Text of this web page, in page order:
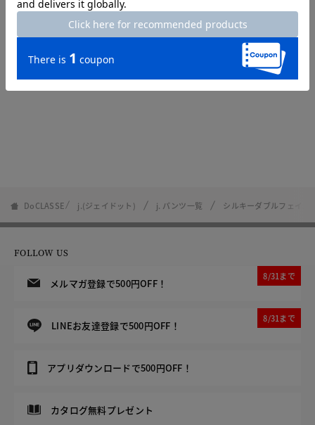
DoCLASSE j.(ジェイドット) j. パンツ一覧 シルキーダブルフェイス
FOLLOW US
メルマガ登録で500円OFF！
8/31まで
LINEお友達登録で500円OFF！
8/31まで
アプリダウンロードで500円OFF！
カタログ無料プレゼント